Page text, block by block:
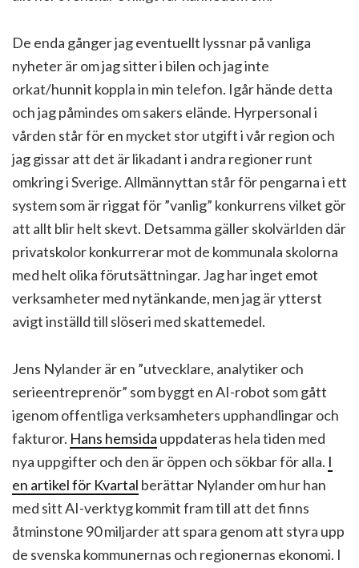
De enda gånger jag eventuellt lyssnar på vanliga
nyheter är om jag sitter i bilen och jag inte
orkat/hunnit koppla in min telefon. Igår hände detta
och jag påmindes om sakers elände. Hyrpersonal i
vården står för en mycket stor utgift i vår region och
jag gissar att det är likadant i andra regioner runt
omkring i Sverige. Allmännyttan står för pengarna i ett
system som är riggat för ”vanlig” konkurrens vilket gör
att allt blir helt skevt. Detsamma gäller skolvärlden där
privatskolor konkurrerar mot de kommunala skolorna
med helt olika förutsättningar. Jag har inget emot
verksamheter med nytänkande, men jag är ytterst
avigt inställd till slöseri med skattemedel.
Jens Nylander är en ”utvecklare, analytiker och
serieentreprenör” som byggt en AI-robot som gått
igenom offentliga verksamheters upphandlingar och
fakturor. Hans hemsida uppdateras hela tiden med
nya uppgifter och den är öppen och sökbar för alla. I
en artikel för Kvartal berättar Nylander om hur han
med sitt AI-verktyg kommit fram till att det finns
åtminstone 90 miljarder att spara genom att styra upp
de svenska kommunernas och regionernas ekonomi. I